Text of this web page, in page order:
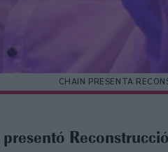
CHAIN PRESENTA
presentó